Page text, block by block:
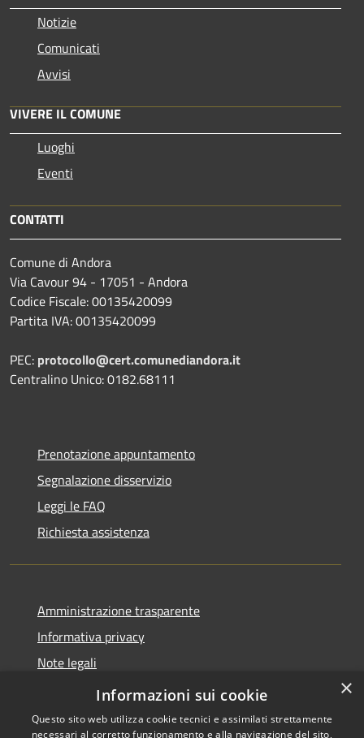
Notizie
Comunicati
Avvisi
VIVERE IL COMUNE
Luoghi
Eventi
CONTATTI
Comune di Andora
Via Cavour 94 - 17051 - Andora
Codice Fiscale: 00135420099
Partita IVA: 00135420099
PEC: protocollo@cert.comunediandora.it
Centralino Unico: 0182.68111
Prenotazione appuntamento
Segnalazione disservizio
Leggi le FAQ
Richiesta assistenza
Amministrazione trasparente
Informativa privacy
Note legali
Dichiarazione di accessibilità
×
Informazioni sui cookie
Questo sito web utilizza cookie tecnici e assimilati strettamente
necessari al corretto funzionamento e alla navigazione del sito,